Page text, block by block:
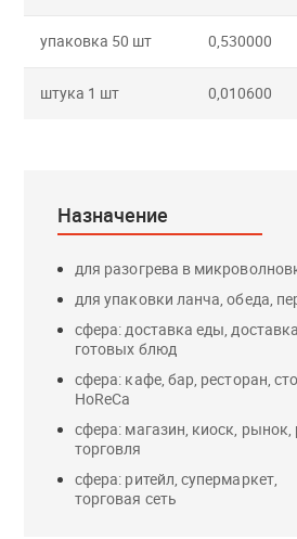
упаковка 50 шт 0,530000
штука 1 шт 0,010600
Назначение
для разогрева в
для упаковки ланча, обеда,
сфера: доставка еды, доставка
готовых блюд
сфера: кафе, бар, ресторан,
HoReCa
сфера: магазин, киоск, рынок,
торговля
сфера: ритейл, супермаркет,
торговая сеть